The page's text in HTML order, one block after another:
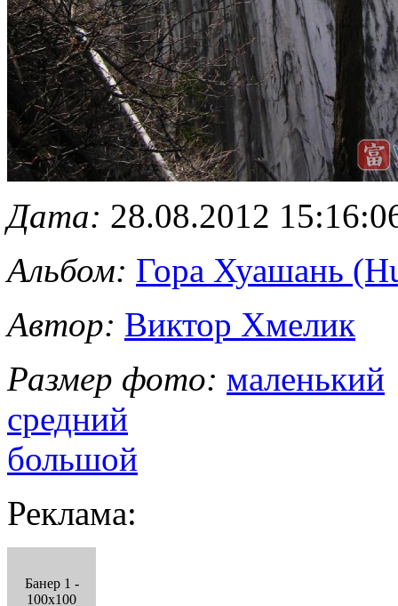
Дата: 28.08.2012
Альбом: Гора Хуашань
Автор: Виктор Хмелик
Размер фото: маленький
средний
большой
Реклама:
Банер 1 -
100x100